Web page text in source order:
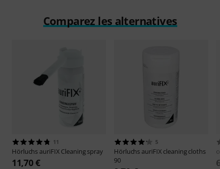
Comparez les alternatives
11
Hörluchs auriFIX Cleaning spray
11,70 €
5
Hörluchs auriFIX cleaning cloths
90